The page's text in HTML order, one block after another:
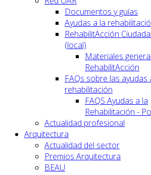
Documentos y guías
Ayudas a la
RehabilitAcción
(local)
Materiales
RehabilitAcción
FAQs sobre las ayudas
rehabilitación
FAQS Ayudas a la
Rehabilitación -
Actualidad profesional
Arquitectura
Actualidad del sector
Premios Arquitectura
BEAU